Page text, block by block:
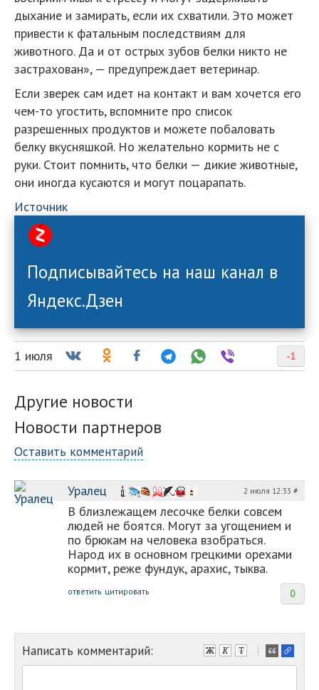
дыхание и замирать, если их схватили. Это может
привести к фатальным последствиям для
животного. Да и от острых зубов белки никто не
застрахован», — предупреждает ветеринар.
Если зверек сам идет на контакт и вам хочется его
чем-то угостить, вспомните про список
разрешенных продуктов и можете побаловать
белку вкусняшкой. Но желательно кормить не с
руки. Стоит помнить, что белки — дикие животные,
они иногда кусаются и могут поцарапать.
Источник
Подписывайтесь на наш канал в
Яндекс.Дзен
-1
1 июля
Другие новости
Новости партнеров
Оставить комментарий
Уралец 2 июля 12:33 #
В близлежащем лесочке белки совсем
людей не боятся. Могут за угощением и
по брюкам на человека взобраться.
Народ их в основном грецкими орехами
кормит, реже фундук, арахис, тыква.
0
ответить цитировать
Написать комментарий:
-
-